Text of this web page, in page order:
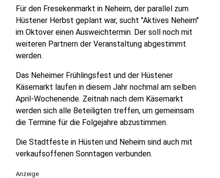
Für den Fresekenmarkt in Neheim, der parallel zum
Hüstener Herbst geplant war, sucht "Aktives Neheim"
im Oktover einen Ausweichtermin. Der soll noch mit
weiteren Partnern der Veranstaltung abgestimmt
werden.
Das Neheimer Frühlingsfest und der Hüstener
Käsemarkt laufen in diesem Jahr nochmal am selben
April-Wochenende. Zeitnah nach dem Käsemarkt
werden sich alle Beteiligten treffen, um gemeinsam
die Termine für die Folgejahre abzustimmen.
Die Stadtfeste in Hüsten und Neheim sind auch mit
verkaufsoffenen Sonntagen verbunden.
Anzeige